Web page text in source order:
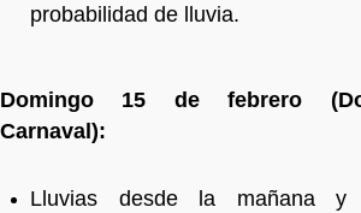
probabilidad de lluvia.
Domingo 15 de febrero
Carnaval):
Lluvias desde la mañana y